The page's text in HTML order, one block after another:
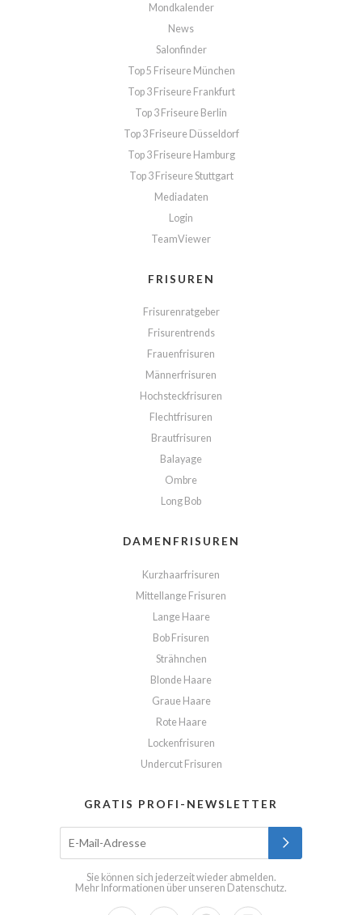
Mondkalender
News
Salonfinder
Top 5 Friseure München
Top 3 Friseure Frankfurt
Top 3 Friseure Berlin
Top 3 Friseure Düsseldorf
Top 3 Friseure Hamburg
Top 3 Friseure Stuttgart
Mediadaten
Login
TeamViewer
FRISUREN
Frisurenratgeber
Frisurentrends
Frauenfrisuren
Männerfrisuren
Hochsteckfrisuren
Flechtfrisuren
Brautfrisuren
Balayage
Ombre
Long Bob
DAMENFRISUREN
Kurzhaarfrisuren
Mittellange Frisuren
Lange Haare
Bob Frisuren
Strähnchen
Blonde Haare
Graue Haare
Rote Haare
Lockenfrisuren
Undercut Frisuren
GRATIS PROFI-NEWSLETTER
Sie können sich jederzeit wieder abmelden.
Mehr Informationen über unseren Datenschutz.